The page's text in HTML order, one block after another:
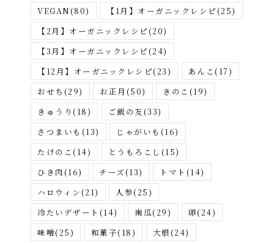
ら
が
す
VEGAN(80) 【1月】オーガニックレシピ(25)
【2月】オーガニックレシピ(20)
【3月】オーガニックレシピ(24)
【12月】オーガニックレシピ(23) あんこ(17)
おせち (29) お正月 (50) きのこ (19)
きゅうり (18) ご飯の友(33)
さつまいも (13) じゃがいも (16)
たけのこ(14) とうもろこし (15)
ひき肉(16) チーズ(13) トマト (14)
ハロウィン(21) 人参(25)
冷たいデザート (14) 南瓜(29) 卵(24)
味噌(25) 和菓子(18) 大根(24)